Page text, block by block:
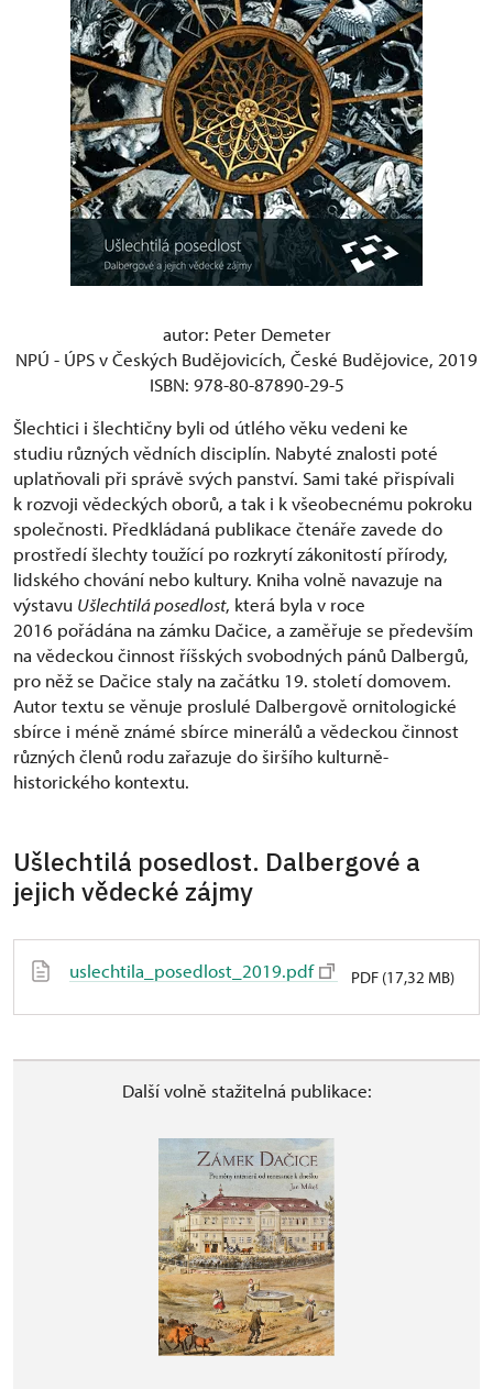
autor: Peter Demeter
NPÚ - ÚPS v Českých Budějovicích, České Budějovice, 2019
ISBN: 978-80-87890-29-5
Šlechtici i šlechtičny byli od útlého věku vedeni ke
studiu různých vědních disciplín. Nabyté znalosti poté
uplatňovali při správě svých panství. Sami také přispívali
k rozvoji vědeckých oborů, a tak i k všeobecnému pokroku
společnosti. Předkládaná publikace čtenáře zavede do
prostředí šlechty toužící po rozkrytí zákonitostí přírody,
lidského chování nebo kultury. Kniha volně navazuje na
výstavu Ušlechtilá posedlost, která byla v roce
2016 pořádána na zámku Dačice, a zaměřuje se především
na vědeckou činnost říšských svobodných pánů Dalbergů,
pro něž se Dačice staly na začátku 19. století domovem.
Autor textu se věnuje proslulé Dalbergově ornitologické
sbírce i méně známé sbírce minerálů a vědeckou činnost
různých členů rodu zařazuje do širšího kulturně-
historického kontextu.
Ušlechtilá posedlost. Dalbergové a
jejich vědecké zájmy
uslechtila_posedlost_2019.pdf PDF (17,32 MB)
Další volně stažitelná publikace: